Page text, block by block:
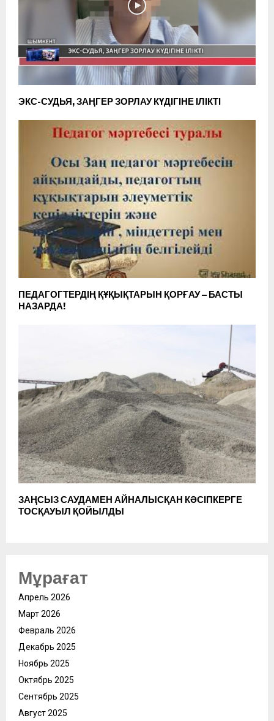
ЭКС-СУДЬЯ, ЗАҢГЕР ЗОРЛАУ КҮДІГІНЕ ІЛІКТІ
ПЕДАГОГТЕРДІҢ ҚҰҚЫҚТАРЫН ҚОРҒАУ – БАСТЫ
НАЗАРДА!
ЗАҢСЫЗ САУДАМЕН АЙНАЛЫСҚАН КӘСІПКЕРГЕ
ТОСҚАУЫЛ ҚОЙЫЛДЫ
Мұрағат
Апрель 2026
Март 2026
Февраль 2026
Декабрь 2025
Ноябрь 2025
Октябрь 2025
Сентябрь 2025
Август 2025